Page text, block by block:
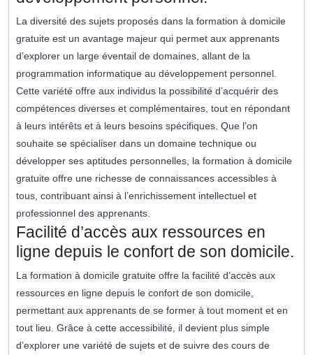
La diversité des sujets proposés dans la formation à domicile
gratuite est un avantage majeur qui permet aux apprenants
d’explorer un large éventail de domaines, allant de la
programmation informatique au développement personnel.
Cette variété offre aux individus la possibilité d’acquérir des
compétences diverses et complémentaires, tout en répondant
à leurs intérêts et à leurs besoins spécifiques. Que l’on
souhaite se spécialiser dans un domaine technique ou
développer ses aptitudes personnelles, la formation à domicile
gratuite offre une richesse de connaissances accessibles à
tous, contribuant ainsi à l’enrichissement intellectuel et
professionnel des apprenants.
Facilité d’accès aux ressources en
ligne depuis le confort de son domicile.
La formation à domicile gratuite offre la facilité d’accès aux
ressources en ligne depuis le confort de son domicile,
permettant aux apprenants de se former à tout moment et en
tout lieu. Grâce à cette accessibilité, il devient plus simple
d’explorer une variété de sujets et de suivre des cours de